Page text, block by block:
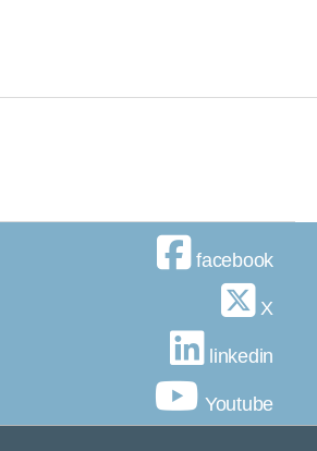
facebook
X
linkedin
Youtube